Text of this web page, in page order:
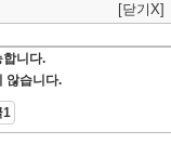
[닫기X]
합니다.
않습니다.
1